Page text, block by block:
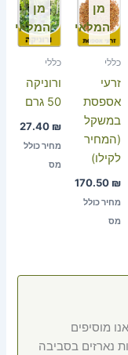
מן
המלאי
כללי
זרעי
אספסת
במשקל
(המחיר
לקילו)
170.50 ₪
מחיר כולל
מס
מן
המלאי
כללי
ורוניקה
50 גרם
27.40 ₪
מחיר כולל
מס
מוסיפים
נארזים בסביבה